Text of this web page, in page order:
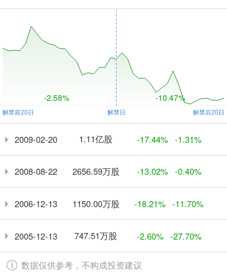
-2.58% -10.47%
2009-02-20 1.11亿股 -17.44% -1.31%
2008-08-22 2656.59万股 -13.02% -0.40%
2006-12-13 1150.00万股 -18.21% -11.70%
2005-12-13 747.51万股 -2.60% -27.70%
数据仅供参考，不构成投资建议